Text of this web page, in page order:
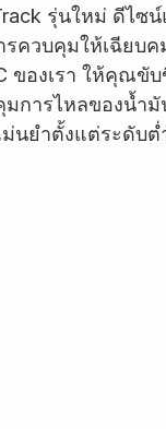
รุ่นใหม่ ดีไซ
ควบคุมให้เฉียบค
ของเรา ให้คุณขับ
มการไหลของน้ำมั
นยำตั้งแต่ระดับต่